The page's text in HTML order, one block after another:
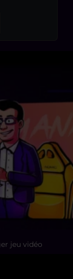
jeu vidéo